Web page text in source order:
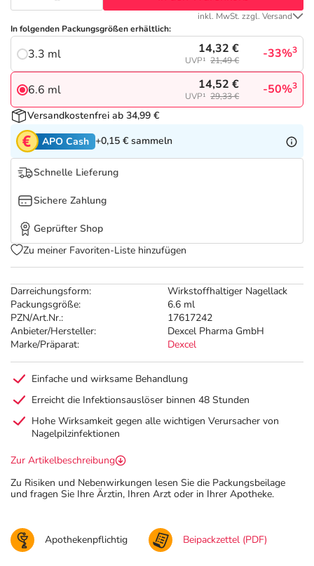
Tierapotheke
Vitamine & Mineralstoffe
Marken
Salus Deals
Darreichungsform:
Wirkstoffhaltiger Nagellack
Packungsgröße:
6.6 ml
PZN/Art.Nr.:
17617242
Anbieter/Hersteller:
Dexcel Pharma GmbH
Marke/Präparat:
Dexcel
inkl. MwSt. zzgl. Versand
In folgenden Packungsgrößen erhältlich:
3.3 ml 14,32 €
UVP¹ 21,49 € -33%3
6.6 ml 14,52 €
UVP¹ 29,33 € -50%3
Versandkostenfrei ab 34,99 €
APO Cash +0,15 € sammeln
Schnelle Lieferung
Sichere Zahlung
Geprüfter Shop
Zu meiner Favoriten-Liste hinzufügen
Einfache und wirksame Behandlung
Erreicht die Infektionsauslöser binnen 48 Stunden
Hohe Wirksamkeit gegen alle wichtigen Verursacher von
Nagelpilzinfektionen
Zur Artikelbeschreibung
Zu Risiken und Nebenwirkungen lesen Sie die Packungsbeilage
und fragen Sie Ihre Ärztin, Ihren Arzt oder in Ihrer Apotheke.
Apothekenpflichtig Beipackzettel (PDF)